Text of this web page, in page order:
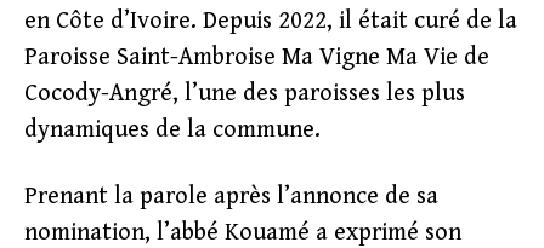
en Côte d’Ivoire. Depuis 2022, il était curé de la
Paroisse Saint-Ambroise Ma Vigne Ma Vie de
Cocody-Angré, l’une des paroisses les plus
dynamiques de la commune.
Prenant la parole après l’annonce de sa
nomination, l’abbé Kouamé a exprimé son